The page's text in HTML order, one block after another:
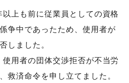
上も前に従業員としての資格
争中であったため、使用者が
しました。
用者の団体交渉拒否が不当労
救済命令を申し立てました。